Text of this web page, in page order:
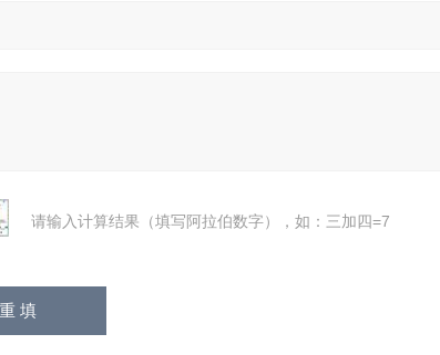
请输入计算结果（填写阿拉伯数字），如：三加四=7